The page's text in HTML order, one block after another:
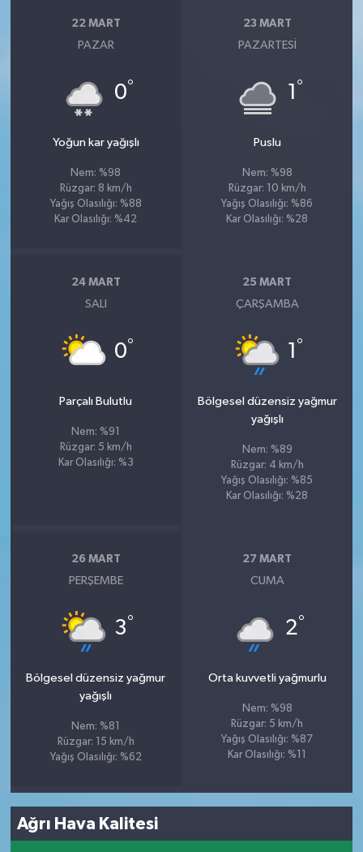
22 MART
PAZAR
0°
Yoğun kar yağışlı
Nem: %98
Rüzgar: 8 km/h
Yağış Olasılığı: %88
Kar Olasılığı: %42
23 MART
PAZARTESI
1 °
Puslu
Nem: %98
Rüzgar: 10 km/h
Yağış Olasılığı: %86
Kar Olasılığı: %28
24 MART
SALI
0°
Parçalı Bulutlu
Nem: %91
Rüzgar: 5 km/h
Kar Olasılığı: %3
25 MART
ÇARŞAMBA
1 °
Bölgesel düzensiz yağmur
yağışlı
Nem: %89
Rüzgar: 4 km/h
Yağış Olasılığı: %85
Kar Olasılığı: %28
26 MART
PERŞEMBE
3°
Bölgesel düzensiz yağmur
yağışlı
Nem: %81
Rüzgar: 15 km/h
Yağış Olasılığı: %62
27 MART
CUMA
2°
Orta kuvvetli yağmurlu
Nem: %98
Rüzgar: 5 km/h
Yağış Olasılığı: %87
Kar Olasılığı: %11
Ağrı Hava Kalitesi